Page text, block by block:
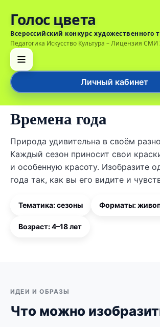
Голос цвета
Всероссийский конкурс художественного
Педагогика Искусство Культура – Лицензия
Личный кабинет
Времена года
Природа удивительна в своём
Каждый сезон приносит свои
и особенную красоту. Изобразите
года так, как вы его видите и
Тематика: сезоны Форматы:
Возраст: 4–18 лет
ИДЕИ И ОБРАЗЫ
Что можно